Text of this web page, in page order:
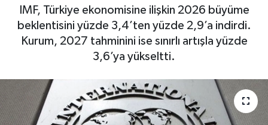
IMF, Türkiye ekonomisine ilişkin 2026 büyüme
beklentisini yüzde 3,4’ten yüzde 2,9’a indirdi.
Kurum, 2027 tahminini ise sınırlı artışla yüzde
3,6’ya yükseltti.